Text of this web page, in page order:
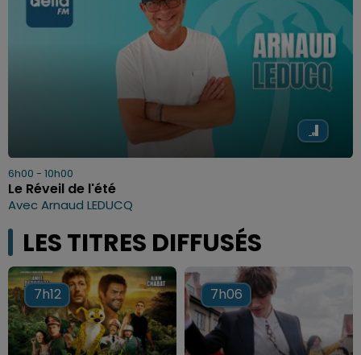
6h00 - 10h00
Le Réveil de l'été
Avec Arnaud LEDUCQ
LES TITRES DIFFUSÉS
7h12
7h12 7h06
7h06